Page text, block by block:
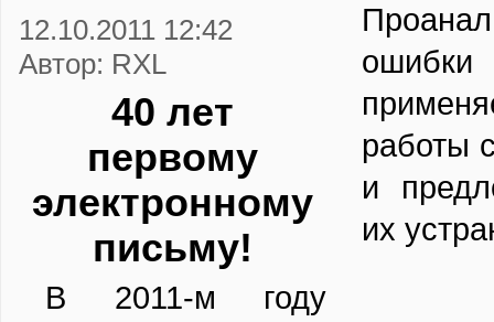
12.10.2011 12:42
Автор: RXL
40 лет
первому
электронному
письму!
В 2011-м году
ошибки
работы
и
их